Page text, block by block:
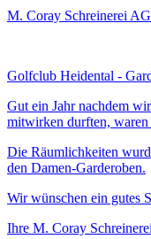
M. Coray Schreinerei AG
Golfclub Heidental -
Gut ein Jahr nachdem
mitwirken durften, waren
Die Räumlichkeiten
den Damen-Garderoben.
Wir wünschen ein gutes
Ihre M. Coray